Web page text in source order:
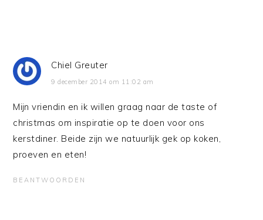
Chiel Greuter
9 december 2014 om 11:02 am
Mijn vriendin en ik willen graag naar de taste of
christmas om inspiratie op te doen voor ons
kerstdiner. Beide zijn we natuurlijk gek op koken,
proeven en eten!
BEANTWOORDEN